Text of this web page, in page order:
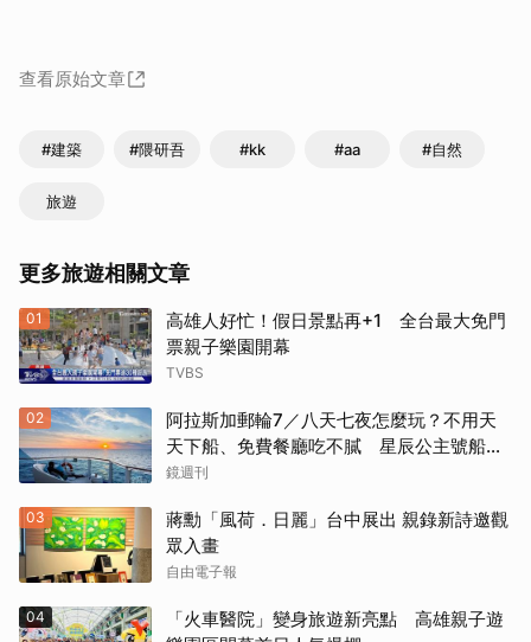
查看原始文章
#建築 #隈研吾 #kk #aa #自然
旅遊
更多旅遊相關文章
01
高雄人好忙！假日景點再+1 全台最大免門
票親子樂園開幕
TVBS
02
阿拉斯加郵輪7／八天七夜怎麼玩？不用天
天下船、免費餐廳吃不膩 星辰公主號船上
一日生活公開
鏡週刊
03
蔣勳「風荷．日麗」台中展出 親錄新詩邀觀
眾入畫
自由電子報
04
「火車醫院」變身旅遊新亮點 高雄親子遊